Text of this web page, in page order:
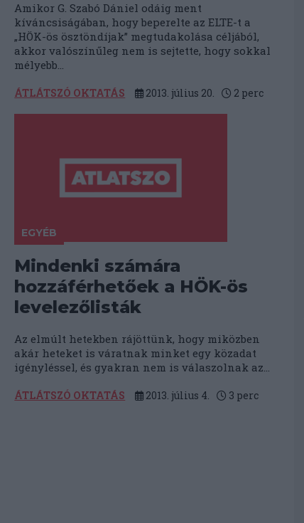
Amikor G. Szabó Dániel odáig ment
kíváncsiságában, hogy beperelte az ELTE-t a
„HÖK-ös ösztöndíjak” megtudakolása céljából,
akkor valószínűleg nem is sejtette, hogy sokkal
mélyebb...
ÁTLÁTSZÓ OKTATÁS 2013. július 20. 2 perc
EGYÉB
Mindenki számára
hozzáférhetőek a HÖK-ös
levelezőlisták
Az elmúlt hetekben rájöttünk, hogy miközben
akár heteket is váratnak minket egy közadat
igényléssel, és gyakran nem is válaszolnak az...
ÁTLÁTSZÓ OKTATÁS 2013. július 4. 3 perc